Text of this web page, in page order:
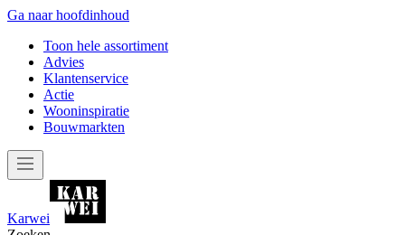
Ga naar hoofdinhoud
Toon hele assortiment
Advies
Klantenservice
Actie
Wooninspiratie
Bouwmarkten
Karwei